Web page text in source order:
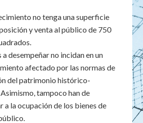
no tenga una superficie
y venta al público de 750
a desempeñar no incidan en un
afectado por las normas de
del patrimonio histórico-
tampoco han de
a la ocupación de los bienes de